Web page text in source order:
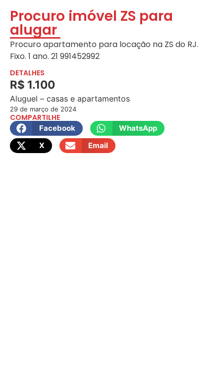
Procuro imóvel ZS para
alugar
Procuro apartamento para locação na ZS do RJ.
Fixo. 1 ano. 21 991452992
DETALHES
R$ 1.100
Aluguel – casas e apartamentos
29 de março de 2024
COMPARTILHE
Facebook
WhatsApp
X
Email